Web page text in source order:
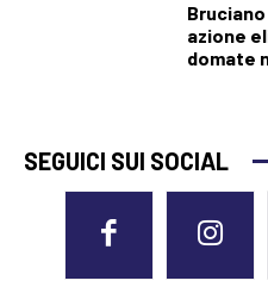
azione
domate
SEGUICI SUI SOCIAL